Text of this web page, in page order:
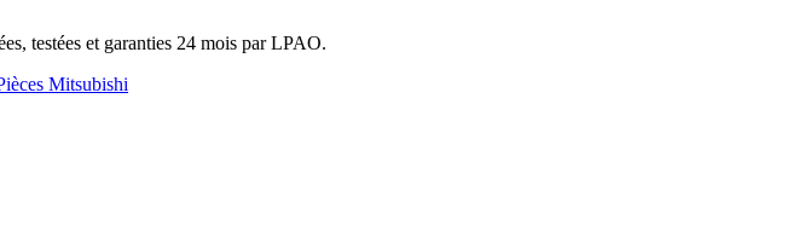
testées et garanties 24 mois par LPAO.
Mitsubishi